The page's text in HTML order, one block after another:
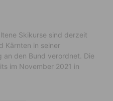
Skikurse sind derzeit
Kärnten in seiner
an den Bund verordnet. Die
im November 2021 in